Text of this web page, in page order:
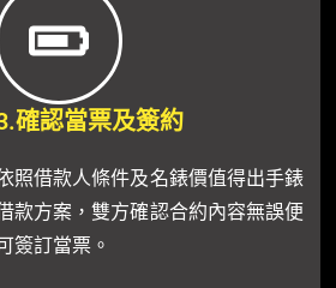
確認當票及簽約
照借款人條件及名錶價值得出手錶
款方案，雙方確認合約內容無誤便
簽訂當票。